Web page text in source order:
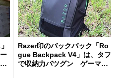
Razer印のバックパック「Ro
gue Backpack V4」は、タフ
で収納力バツグン ゲーマー